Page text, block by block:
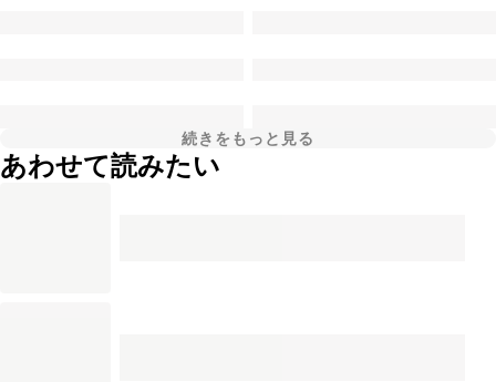
続きをもっと見る
あわせて読みたい